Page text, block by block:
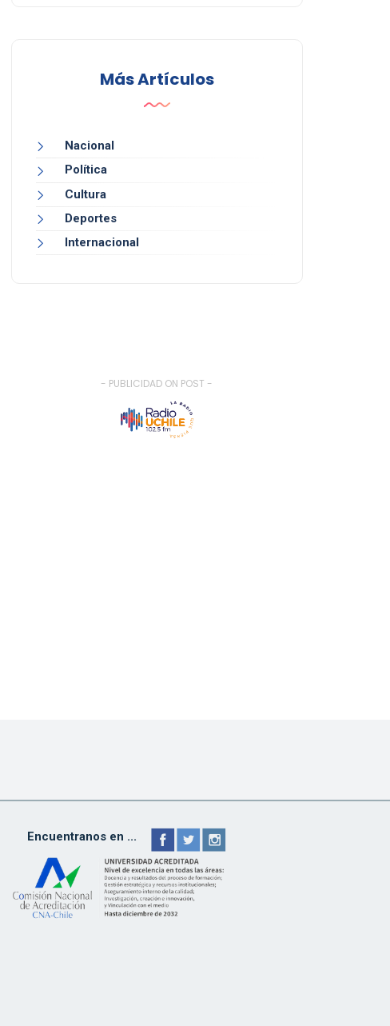
Más Artículos
Nacional
Política
Cultura
Deportes
Internacional
- PUBLICIDAD ON POST -
Encuentranos en ...